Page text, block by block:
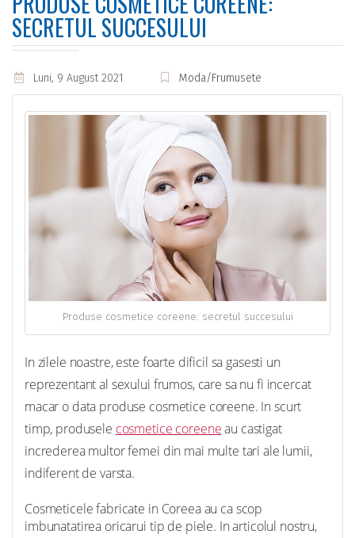
SECRETUL SUCCESULUI
Luni, 9 August 2021 Moda/Frumusete
Produse cosmetice coreene: secretul succesului
In zilele noastre, este foarte dificil sa gasesti un
reprezentant al sexului frumos, care sa nu fi incercat
macar o data produse cosmetice coreene. In scurt
timp, produsele cosmetice coreeneau castigat
increderea multor femei din mai multe tari ale lumii,
indiferent de varsta.
Cosmeticele fabricate in Coreea au ca scop
imbunatatirea oricarui tip de piele. In articolul nostru,